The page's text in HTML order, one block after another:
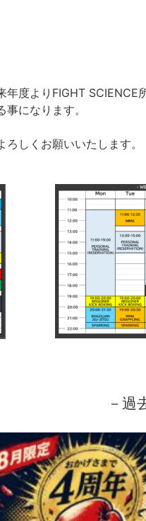
度よりFIGHT SCIENCE
になります。
しくお願いいたします。
－過